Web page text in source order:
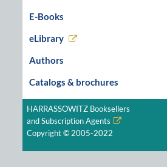
E-Books
eLibrary
Authors
Catalogs & brochures
HARRASSOWITZ Booksellers
and Subscription Agents
Copyright © 2005-2022